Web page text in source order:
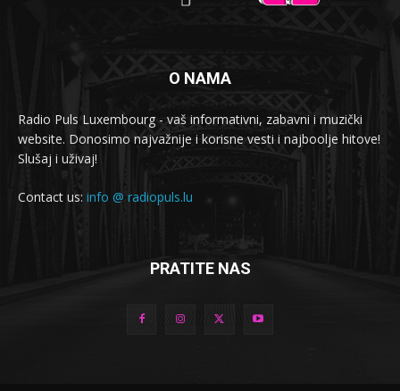
O NAMA
Radio Puls Luxembourg - vaš informativni, zabavni i muzički
website. Donosimo najvažnije i korisne vesti i najboolje hitove!
Slušaj i uživaj!
Contact us: info @ radiopuls.lu
PRATITE NAS